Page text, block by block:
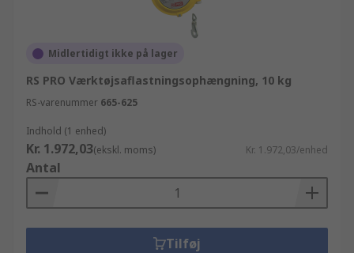
Midlertidigt ikke på lager
RS PRO Værktøjsaflastningsophængning, 10 kg
RS-varenummer 665-625
Indhold (1 enhed)
Kr. 1.972,03(ekskl. moms) Kr. 1.972,03/enhed
Antal
Tilføj